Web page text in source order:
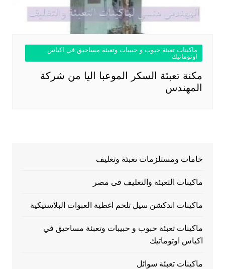
ماكينات تعبئة حبوب و حبيبات وتعبئة مساحيق في اكياس
اوتوماتيك
مكنة تعبئة السكر الموعبا اليا من شركة
المهندس
خامات ومستلزمات تعبئة وتغليف
ماكينات التعبئة والتغليف فى مصر
ماكينات اندكشن سيل تلحم اغطية العبوات البلاستيكية
ماكينات تعبئة حبوب و حبيبات وتعبئة مساحيق في
اكياس اوتوماتيك
ماكينات تعبئة سوائل